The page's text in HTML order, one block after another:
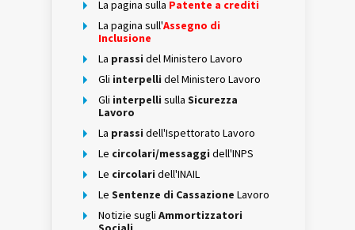
La pagina sulla Patente a crediti
La pagina sull'Assegno di
Inclusione
La prassi del Ministero Lavoro
Gli interpelli del Ministero Lavoro
Gli interpelli sulla Sicurezza
Lavoro
La prassi dell'Ispettorato Lavoro
Le circolari/messaggi dell'INPS
Le circolari dell'INAIL
Le Sentenze di Cassazione Lavoro
Notizie sugli Ammortizzatori